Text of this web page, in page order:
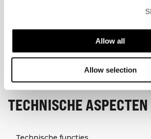
Allow all
Allow selection
TECHNISCHE ASPECTEN